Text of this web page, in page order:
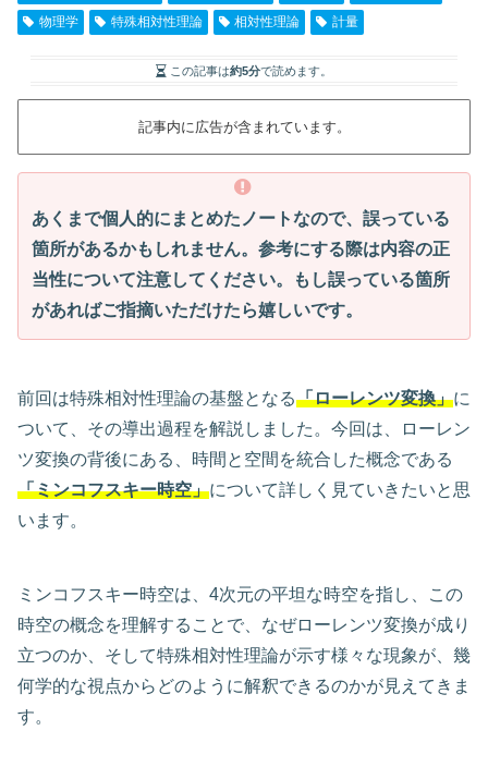
物理学
特殊相対性理論 相対性理論 計量
この記事は約5分で読めます。
記事内に広告が含まれています。
あくまで個人的にまとめたノートなので、誤っている
箇所があるかもしれません。参考にする際は内容の正
当性について注意してください。もし誤っている箇所
があればご指摘いただけたら嬉しいです。
前回は特殊相対性理論の基盤となる「ローレンツ変換」に
ついて、その導出過程を解説しました。今回は、ローレン
ツ変換の背後にある、時間と空間を統合した概念である
「ミンコフスキー時空」について詳しく見ていきたいと思
います。
ミンコフスキー時空は、4次元の平坦な時空を指し、この
時空の概念を理解することで、なぜローレンツ変換が成り
立つのか、そして特殊相対性理論が示す様々な現象が、幾
何学的な視点からどのように解釈できるのかが見えてきま
す。